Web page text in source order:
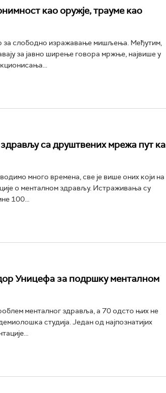
као оружје, трауме као
за слободно изражавање мишљења. Међутим,
за јавно ширење говора мржње, највише у
са друштвених мрежа пут ка
много времена, све је више оних који на
о менталном здрављу. Истраживања су
100...
Уницефа за подршку менталном
менталног здравља, а 70 одсто њих не
студија. Један од најпознатијих